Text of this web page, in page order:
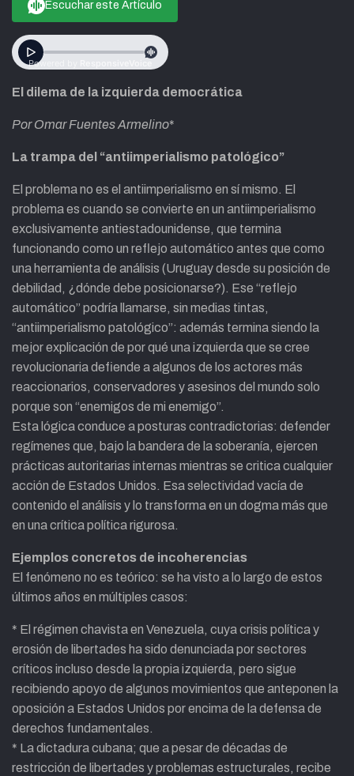
Escuchar este Artículo
El dilema de la izquierda democrática
Por Omar Fuentes Armelino*
La trampa del “antiimperialismo patológico”
El problema no es el antiimperialismo en sí mismo. El
problema es cuando se convierte en un antiimperialismo
exclusivamente antiestadounidense, que termina
funcionando como un reflejo automático antes que como
una herramienta de análisis (Uruguay desde su posición de
debilidad, ¿dónde debe posicionarse?). Ese “reflejo
automático” podría llamarse, sin medias tintas,
“antiimperialismo patológico”: además termina siendo la
mejor explicación de por qué una izquierda que se cree
revolucionaria defiende a algunos de los actores más
reaccionarios, conservadores y asesinos del mundo solo
porque son “enemigos de mi enemigo”.
Esta lógica conduce a posturas contradictorias: defender
regímenes que, bajo la bandera de la soberanía, ejercen
prácticas autoritarias internas mientras se critica cualquier
acción de Estados Unidos. Esa selectividad vacía de
contenido el análisis y lo transforma en un dogma más que
en una crítica política rigurosa.
Ejemplos concretos de incoherencias
El fenómeno no es teórico: se ha visto a lo largo de estos
últimos años en múltiples casos:
* El régimen chavista en Venezuela, cuya crisis política y
erosión de libertades ha sido denunciada por sectores
críticos incluso desde la propia izquierda, pero sigue
recibiendo apoyo de algunos movimientos que anteponen la
oposición a Estados Unidos por encima de la defensa de
derechos fundamentales.
* La dictadura cubana; que a pesar de décadas de
restricción de libertades y problemas estructurales, recibe